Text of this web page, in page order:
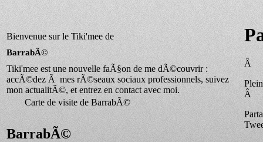
Bienvenue sur le Tiki'mee de
BarrabÃ©
Tiki'mee est une nouvelle faÃ§on de me dÃ©couvrir :
accÃ©dez Ã mes rÃ©seaux sociaux professionnels, suivez
mon actualitÃ©, et entrez en contact avec moi.
Carte de visite de BarrabÃ©
BarrabÃ©
Â
Â